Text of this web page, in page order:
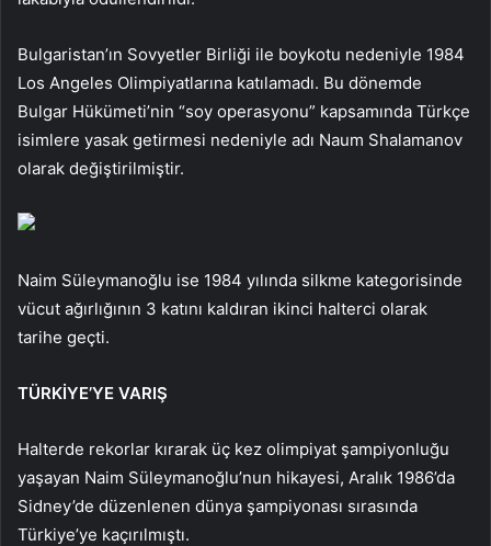
Bulgaristan’ın Sovyetler Birliği ile boykotu nedeniyle 1984
Los Angeles Olimpiyatlarına katılamadı. Bu dönemde
Bulgar Hükümeti’nin “soy operasyonu” kapsamında Türkçe
isimlere yasak getirmesi nedeniyle adı Naum Shalamanov
olarak değiştirilmiştir.
Naim Süleymanoğlu ise 1984 yılında silkme kategorisinde
vücut ağırlığının 3 katını kaldıran ikinci halterci olarak
tarihe geçti.
TÜRKİYE’YE VARIŞ
Halterde rekorlar kırarak üç kez olimpiyat şampiyonluğu
yaşayan Naim Süleymanoğlu’nun hikayesi, Aralık 1986’da
Sidney’de düzenlenen dünya şampiyonası sırasında
Türkiye’ye kaçırılmıştı.